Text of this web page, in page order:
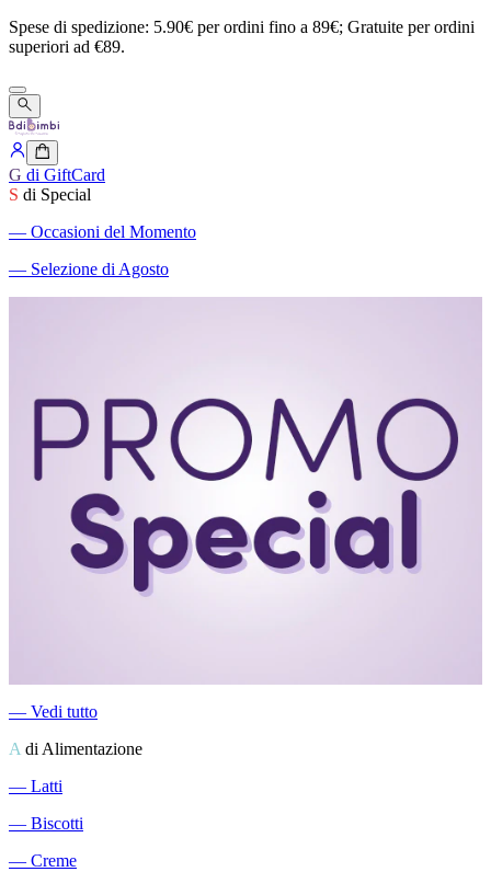
Spese di spedizione: 5.90€ perordini fino a 89€; Gratuite perordini
superiori ad €89.
G di GiftCard
S di Special
― Occasioni del Momento
― Selezione di Agosto
― Vedi tutto
A di Alimentazione
― Latti
― Biscotti
― Creme